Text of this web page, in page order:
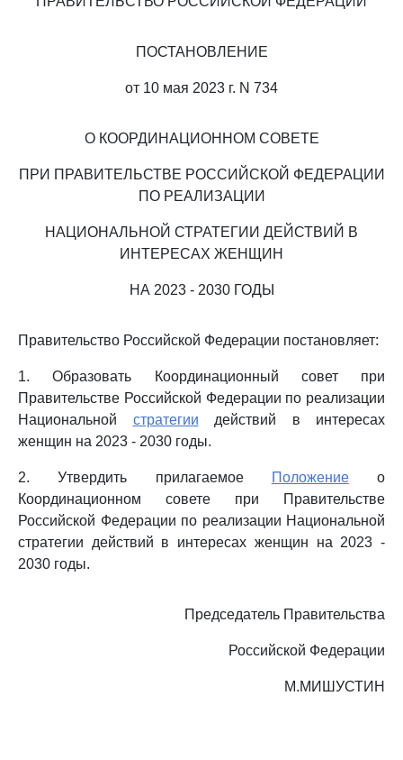
ПОСТАНОВЛЕНИЕ
от 10 мая 2023 г. N 734
О КООРДИНАЦИОННОМ СОВЕТЕ
ПРИ ПРАВИТЕЛЬСТВЕ РОССИЙСКОЙ ФЕДЕРАЦИИ
ПО РЕАЛИЗАЦИИ
НАЦИОНАЛЬНОЙ СТРАТЕГИИ ДЕЙСТВИЙ В
ИНТЕРЕСАХ ЖЕНЩИН
НА 2023 - 2030 ГОДЫ
Правительство Российской Федерации постановляет:
1. Образовать Координационный совет при
Правительстве Российской Федерации по реализации
Национальной стратегии действий в интересах
женщин на 2023 - 2030 годы.
2. Утвердить прилагаемое Положениео
Координационном совете при Правительстве
Российской Федерации по реализации Национальной
стратегии действий в интересах женщин на 2023 -
2030 годы.
Председатель Правительства
Российской Федерации
М.МИШУСТИН